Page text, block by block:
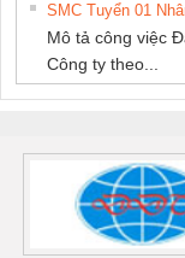
SMC Tuyển 01
Mô tả công việc
Công ty theo...